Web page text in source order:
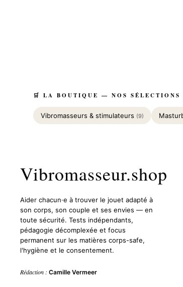
🛒 LA BOUTIQUE — NOS SÉLECTIONS
Vibromasseurs & stimulateurs (9)
Vibromasseur.shop
Aider chacun·e à trouver le jouet adapté à
son corps, son couple et ses envies — en
toute sécurité. Tests indépendants,
pédagogie décomplexée et focus
permanent sur les matières corps-safe,
l'hygiène et le consentement.
Rédaction : Camille Vermeer